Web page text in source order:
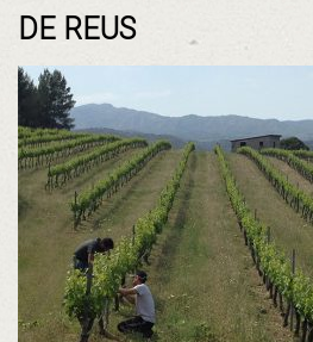
DE REUS